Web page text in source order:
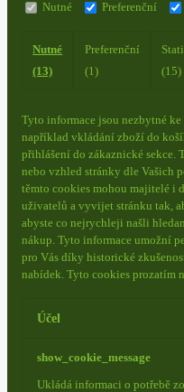
Nutné Preferenční
Nutné
(13)
Preferenční
(1)
(15)
Tyto informace jsou nezbytné
například vkládání zboží do
přihlášení do zákaznické sekce.
nebo vzhled stránky dle Vašich
těmto cookies mohou majitelé i
uživatelů a vyvijet stránku tak,
abyste co nejrychleji našli
nákup. Tyto informace umožní
pro Vás díky historické
nabídek. Tyto cookies prozatím
Účel
show_cookie_message
Ukládá informaci o potřebě